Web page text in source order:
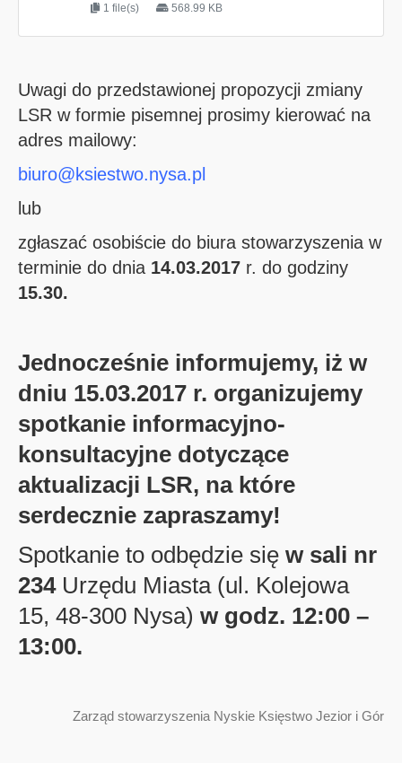
1 file(s) 568.99 KB
Uwagi do przedstawionej propozycji zmiany
LSR w formie pisemnej prosimy kierować na
adres mailowy:
biuro@ksiestwo.nysa.pl
lub
zgłaszać osobiście do biura stowarzyszenia w
terminie do dnia 14.03.2017 r. do godziny
15.30.
Jednocześnie informujemy, iż w
dniu 15.03.2017 r. organizujemy
spotkanie informacyjno-
konsultacyjne dotyczące
aktualizacji LSR, na które
serdecznie zapraszamy!
Spotkanie to odbędzie się w sali nr
234Urzędu Miasta (ul. Kolejowa
15, 48-300 Nysa) w godz. 12:00 –
13:00.
Zarząd stowarzyszenia Nyskie Księstwo Jezior i Gór